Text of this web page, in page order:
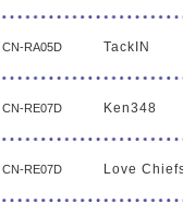
CN-RA05D TackIN
CN-RE07D Ken348
CN-RE07D Love